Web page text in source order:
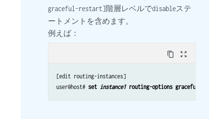
graceful-restart]階層レベルでdisableステ
ートメントを含めます。
例えば：
content_copy zoom_out_map
[edit routing-instances]
user@host# set instance1 routing-options graceful-